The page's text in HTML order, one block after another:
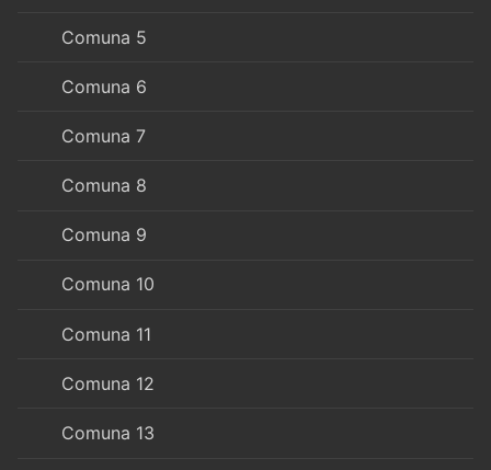
Comuna 5
Comuna 6
Comuna 7
Comuna 8
Comuna 9
Comuna 10
Comuna 11
Comuna 12
Comuna 13